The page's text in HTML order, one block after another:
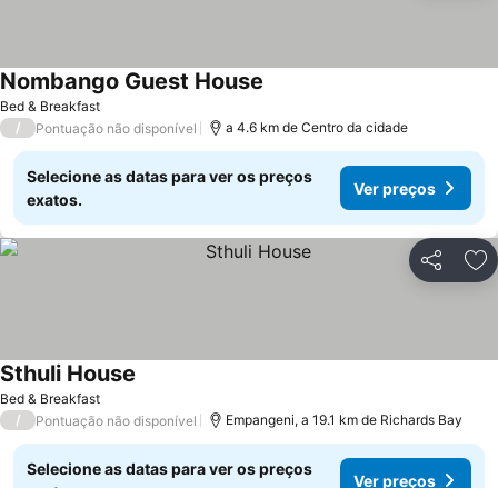
Bed & Breakfast
Nombango Guest House
/ Pontuação não disponível a 4.6 km de Centro da cidade
Selecione as datas para ver os preços
exatos.
Ver preços
Partilhar
Bed & Breakfast
Sthuli House
/ Pontuação não disponível Empangeni, a 19.1 km de Richards Bay
Selecione as datas para ver os preços
Ver preços